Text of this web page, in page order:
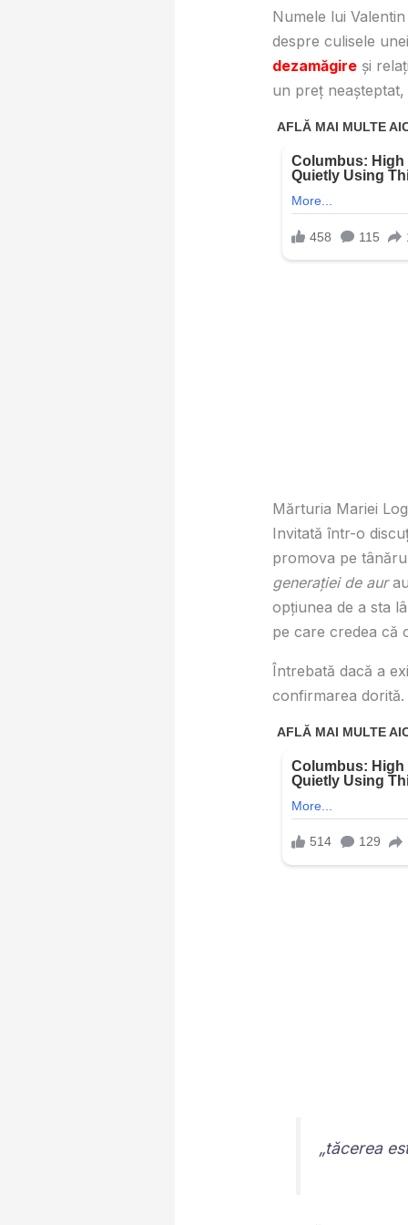
Numele lui
despre culisele
dezamăgireși
un preț
Mărturia Mariei
Invitată într-o
promova pe
generației de aur
opțiunea de a sta
pe care credea că
Întrebată dacă a
confirmarea
„tăcerea